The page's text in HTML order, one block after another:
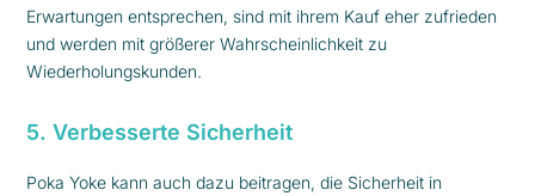
Erwartungen entsprechen, sind mit ihrem Kauf eher zufrieden
und werden mit größerer Wahrscheinlichkeit zu
Wiederholungskunden.
5. Verbesserte Sicherheit
Poka Yoke kann auch dazu beitragen, die Sicherheit in